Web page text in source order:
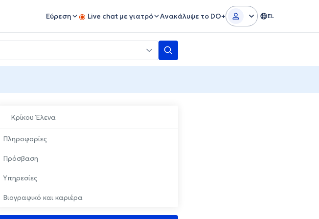
Εύρεση Live chat με γιατρό Ανακάλυψε το DO+ EL
Κρίκου Έλενα
Πληροφορίες
Πρόσβαση
Υπηρεσίες
Βιογραφικό και καριέρα